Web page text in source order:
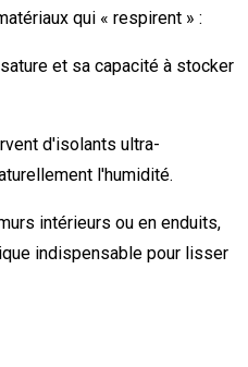
qui « respirent » :
et sa capacité à stocker
d'isolants ultra-
l'humidité.
intérieurs ou en enduits,
indispensable pour lisser